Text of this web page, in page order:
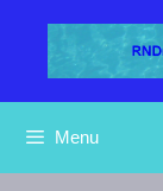
Menu